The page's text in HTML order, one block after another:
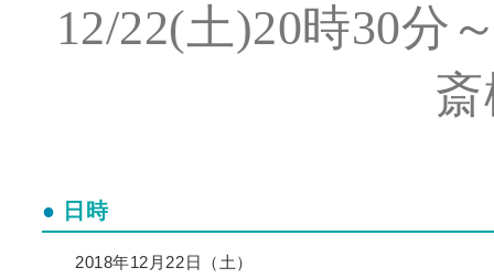
12/22(土)20時30分
日時
2018年12月22日（土）